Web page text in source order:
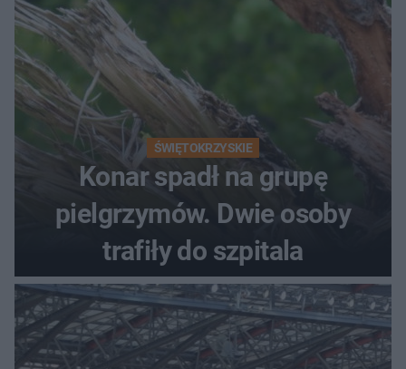
ŚWIĘTOKRZYSKIE
Konar spadł na grupę
pielgrzymów. Dwie osoby
trafiły do szpitala